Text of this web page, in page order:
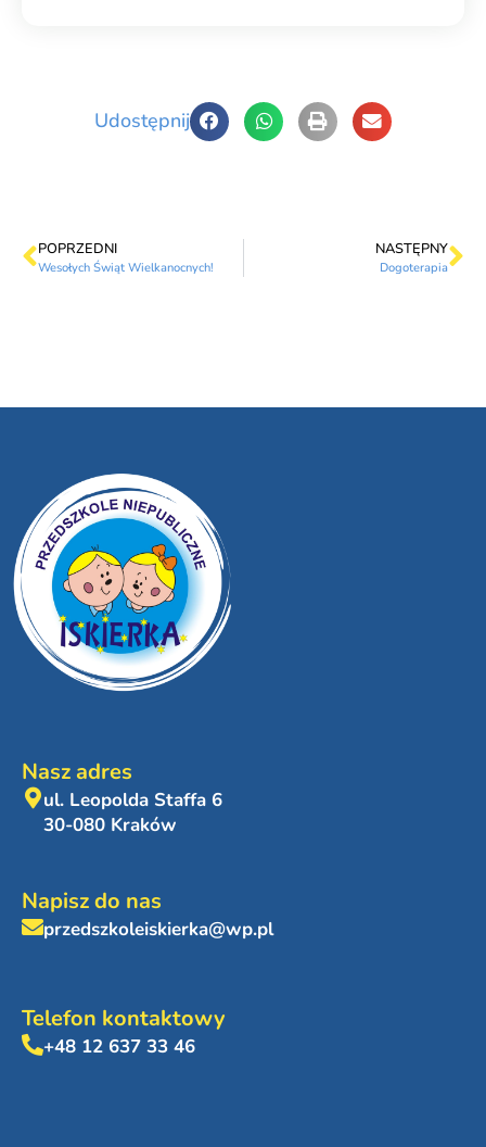
Udostępnij
POPRZEDNI
Wesołych Świąt Wielkanocnych!
NASTĘPNY
Dogoterapia
Nasz adres
ul. Leopolda Staffa 6
30-080 Kraków
Napisz do nas
przedszkoleiskierka@wp.pl
Telefon kontaktowy
+48 12 637 33 46